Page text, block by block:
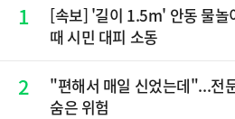
1
[속보] '길이 1.5m' 안동 물
때 시민 대피 소동
2
"편해서 매일 신었는데"...전
숨은 위험